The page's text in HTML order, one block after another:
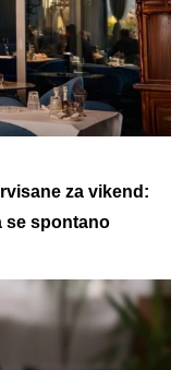
za vikend:
se spontano